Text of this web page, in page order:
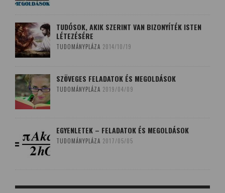
TUDÓSOK, AKIK SZERINT VAN BIZONYÍTÉK ISTEN
LÉTEZÉSÉRE
TUDOMÁNYPLÁZA 2014/10/19
SZÖVEGES FELADATOK ÉS MEGOLDÁSOK
TUDOMÁNYPLÁZA 2019/04/09
EGYENLETEK – FELADATOK ÉS MEGOLDÁSOK
TUDOMÁNYPLÁZA 2017/05/05